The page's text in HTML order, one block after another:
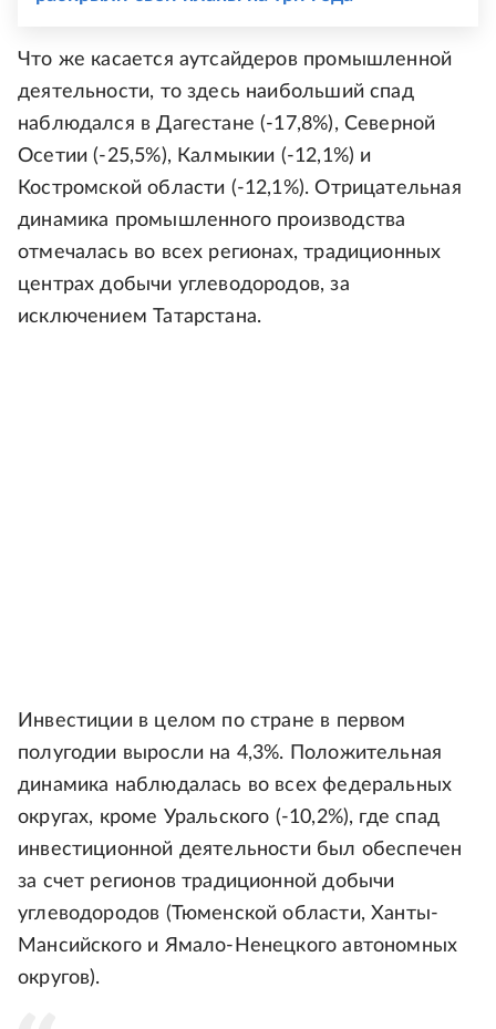
Что же касается аутсайдеров промышленной
деятельности, то здесь наибольший спад
наблюдался в Дагестане (-17,8%), Северной
Осетии (-25,5%), Калмыкии (-12,1%) и
Костромской области (-12,1%). Отрицательная
динамика промышленного производства
отмечалась во всех регионах, традиционных
центрах добычи углеводородов, за
исключением Татарстана.
Инвестиции в целом по стране в первом
полугодии выросли на 4,3%. Положительная
динамика наблюдалась во всех федеральных
округах, кроме Уральского (-10,2%), где спад
инвестиционной деятельности был обеспечен
за счет регионов традиционной добычи
углеводородов (Тюменской области, Ханты-
Мансийского и Ямало-Ненецкого автономных
округов).